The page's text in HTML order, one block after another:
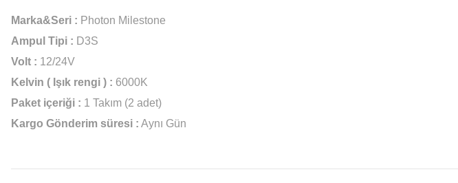
Marka&Seri : Photon Milestone
Ampul Tipi : D3S
Volt : 12/24V
Kelvin ( Işık rengi ) : 6000K
Paket içeriği : 1 Takım (2 adet)
Kargo Gönderim süresi : Aynı Gün